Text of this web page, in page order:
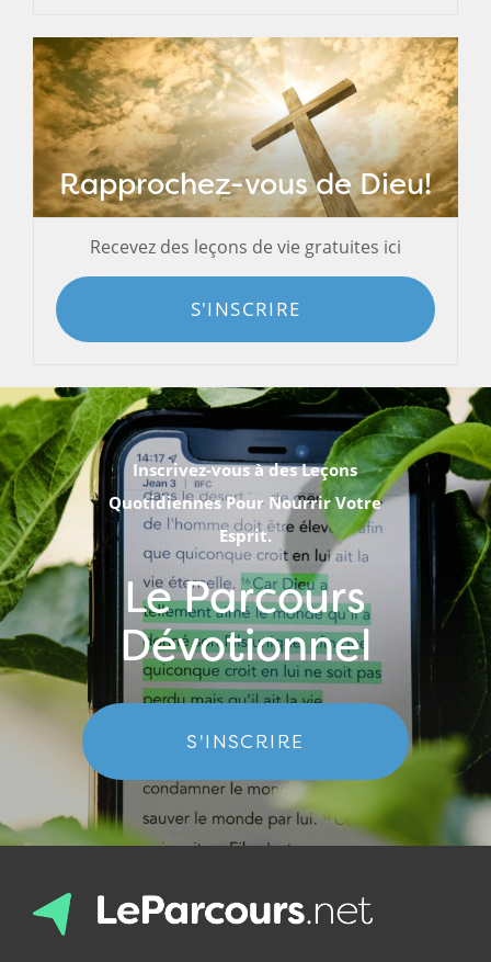
Rapprochez-vous de Dieu!
Recevez des leçons de vie gratuites ici
S'INSCRIRE
Inscrivez-vous à des Leçons
Quotidiennes Pour Nourrir Votre
Esprit.
Le Parcours
Dévotionnel
S'INSCRIRE